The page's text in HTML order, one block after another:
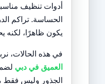
أدوات تنظيف
الحساسة. تراكم
يكون ظاهرًا، لكنه
في هذه الحالات،
العميق في دبي
الجذور وليس